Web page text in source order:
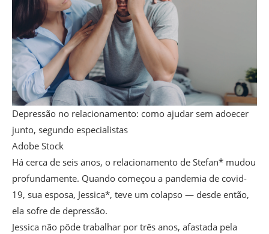
Depressão no relacionamento: como ajudar sem adoecer
junto, segundo especialistas
Adobe Stock
Há cerca de seis anos, o relacionamento de Stefan* mudou
profundamente. Quando começou a pandemia de covid-
19, sua esposa, Jessica*, teve um colapso — desde então,
ela sofre de depressão.
Jessica não pôde trabalhar por três anos, afastada pela